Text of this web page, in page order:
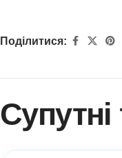
Поділитися: